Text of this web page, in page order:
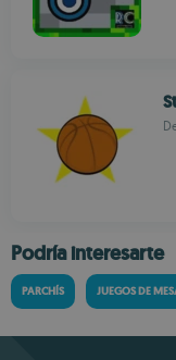
Podría interesarte
PARCHÍS JUEGOS DE